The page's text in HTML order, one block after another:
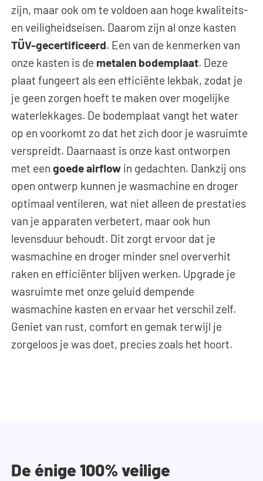
zijn, maar ook om te voldoen aan hoge kwaliteits-
en veiligheidseisen. Daarom zijn al onze kasten
TÜV-gecertificeerd. Een van de kenmerken van
onze kasten is de metalen bodemplaat. Deze
plaat fungeert als een efficiënte lekbak, zodat je
je geen zorgen hoeft te maken over mogelijke
waterlekkages. De bodemplaat vangt het water
op en voorkomt zo dat het zich door je wasruimte
verspreidt. Daarnaast is onze kast ontworpen
met eengoede airflow in gedachten. Dankzij ons
open ontwerp kunnen je wasmachine en droger
optimaal ventileren, wat niet alleen de prestaties
van je apparaten verbetert, maar ook hun
levensduur behoudt. Dit zorgt ervoor dat je
wasmachine en droger minder snel oververhit
raken en efficiënter blijven werken. Upgrade je
wasruimte met onze geluid dempende
wasmachine kasten en ervaar het verschil zelf.
Geniet van rust, comfort en gemak terwijl je
zorgeloos je was doet, precies zoals het hoort.
De énige 100% veilige